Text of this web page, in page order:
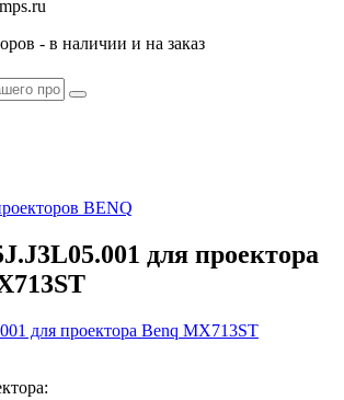
- в наличии и на заказ
BENQ
для проектора